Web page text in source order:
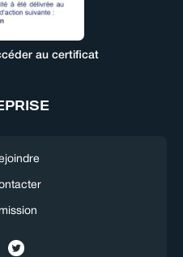
au certificat